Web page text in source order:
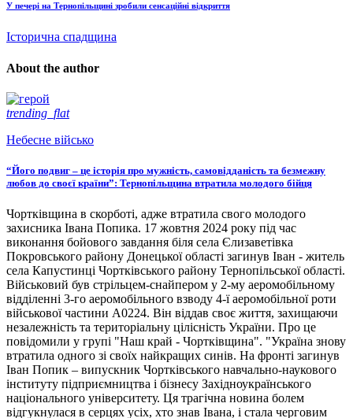
У печері на Тернопільщині зробили сенсаційні відкриття
Історична спадщина
About the author
trending_flat
Небесне військо
“Його подвиг – це історія про мужність, самовідданість та безмежну
любов до своєї країни”: Тернопільщина втратила молодого бійця
Чортківщина в скорботі, адже втратила свого молодого
захисника Івана Попика. 17 жовтня 2024 року під час
виконання бойового завдання біля села Єлизаветівка
Покровського району Донецької області загинув Іван - житель
села Капустинці Чортківського району Тернопільської області.
Військовий був стрільцем-снайпером у 2-му аеромобільному
відділенні 3-го аеромобільного взводу 4-ї аеромобільної роти
військової частини А0224. Він віддав своє життя, захищаючи
незалежність та територіальну цілісність України. Про це
повідомили у групі "Наш край - Чортківщина". "Україна знову
втратила одного зі своїх найкращих синів. На фронті загинув
Іван Попик – випускник Чортківського навчально-наукового
інституту підприємництва і бізнесу Західноукраїнського
національного університету. Ця трагічна новина болем
відгукнулася в серцях усіх, хто знав Івана, і стала черговим